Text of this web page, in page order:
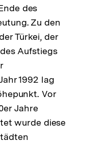
des
Zu den
Türkei, derInterner
Aufstiegs
1992 lag
Vor
Jahre
wurde diese